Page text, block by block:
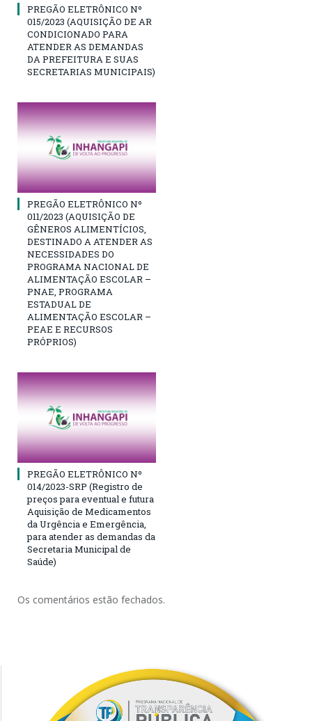
PREGÃO ELETRÔNICO Nº
015/2023 (AQUISIÇÃO DE AR
CONDICIONADO PARA
ATENDER AS DEMANDAS
DA PREFEITURA E SUAS
SECRETARIAS MUNICIPAIS)
PREGÃO ELETRÔNICO Nº
011/2023 (AQUISIÇÃO DE
GÊNEROS ALIMENTÍCIOS,
DESTINADO A ATENDER AS
NECESSIDADES DO
PROGRAMA NACIONAL DE
ALIMENTAÇÃO ESCOLAR –
PNAE, PROGRAMA
ESTADUAL DE
ALIMENTAÇÃO ESCOLAR –
PEAE E RECURSOS
PRÓPRIOS)
PREGÃO ELETRÔNICO Nº
014/2023-SRP (Registro de
preços para eventual e futura
Aquisição de Medicamentos
da Urgência e Emergência,
para atender as demandas da
Secretaria Municipal de
Saúde)
Os comentários estão fechados.